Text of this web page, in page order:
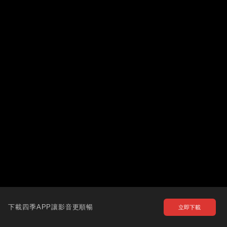
下載四季APP讓影音更順暢 立即下載